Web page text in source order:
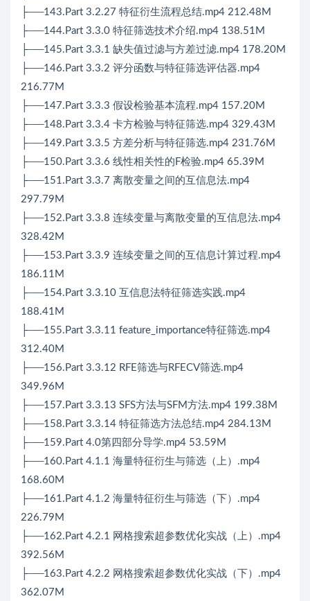
├──143.Part 3.2.27 特征衍生流程总结.mp4 212.48M
├──144.Part 3.3.0 特征筛选技术介绍.mp4 138.51M
├──145.Part 3.3.1 缺失值过滤与方差过滤.mp4 178.20M
├──146.Part 3.3.2 评分函数与特征筛选评估器.mp4
216.77M
├──147.Part 3.3.3 假设检验基本流程.mp4 157.20M
├──148.Part 3.3.4 卡方检验与特征筛选.mp4 329.43M
├──149.Part 3.3.5 方差分析与特征筛选.mp4 231.76M
├──150.Part 3.3.6 线性相关性的F检验.mp4 65.39M
├──151.Part 3.3.7 离散变量之间的互信息法.mp4
297.79M
├──152.Part 3.3.8 连续变量与离散变量的互信息法.mp4
328.42M
├──153.Part 3.3.9 连续变量之间的互信息计算过程.mp4
186.11M
├──154.Part 3.3.10 互信息法特征筛选实践.mp4
188.41M
├──155.Part 3.3.11 feature_importance特征筛选.mp4
312.40M
├──156.Part 3.3.12 RFE筛选与RFECV筛选.mp4
349.96M
├──157.Part 3.3.13 SFS方法与SFM方法.mp4 199.38M
├──158.Part 3.3.14 特征筛选方法总结.mp4 284.13M
├──159.Part 4.0第四部分导学.mp4 53.59M
├──160.Part 4.1.1 海量特征衍生与筛选（上）.mp4
168.60M
├──161.Part 4.1.2 海量特征衍生与筛选（下）.mp4
226.79M
├──162.Part 4.2.1 网格搜索超参数优化实战（上）.mp4
392.56M
├──163.Part 4.2.2 网格搜索超参数优化实战（下）.mp4
362.07M